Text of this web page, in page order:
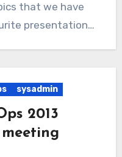
that we have
presentation…
sysadmin
2013
meeting